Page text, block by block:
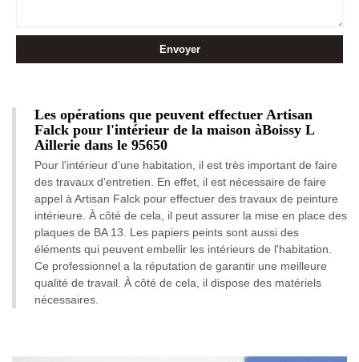
Les opérations que peuvent effectuer Artisan
Falck pour l'intérieur de la maison àBoissy L
Aillerie dans le 95650
Pour l'intérieur d'une habitation, il est très important de faire
des travaux d'entretien. En effet, il est nécessaire de faire
appel à Artisan Falck pour effectuer des travaux de peinture
intérieure. À côté de cela, il peut assurer la mise en place des
plaques de BA 13. Les papiers peints sont aussi des
éléments qui peuvent embellir les intérieurs de l'habitation.
Ce professionnel a la réputation de garantir une meilleure
qualité de travail. À côté de cela, il dispose des matériels
nécessaires.